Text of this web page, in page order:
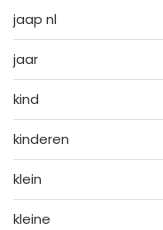
jaap nl
jaar
kind
kinderen
klein
kleine